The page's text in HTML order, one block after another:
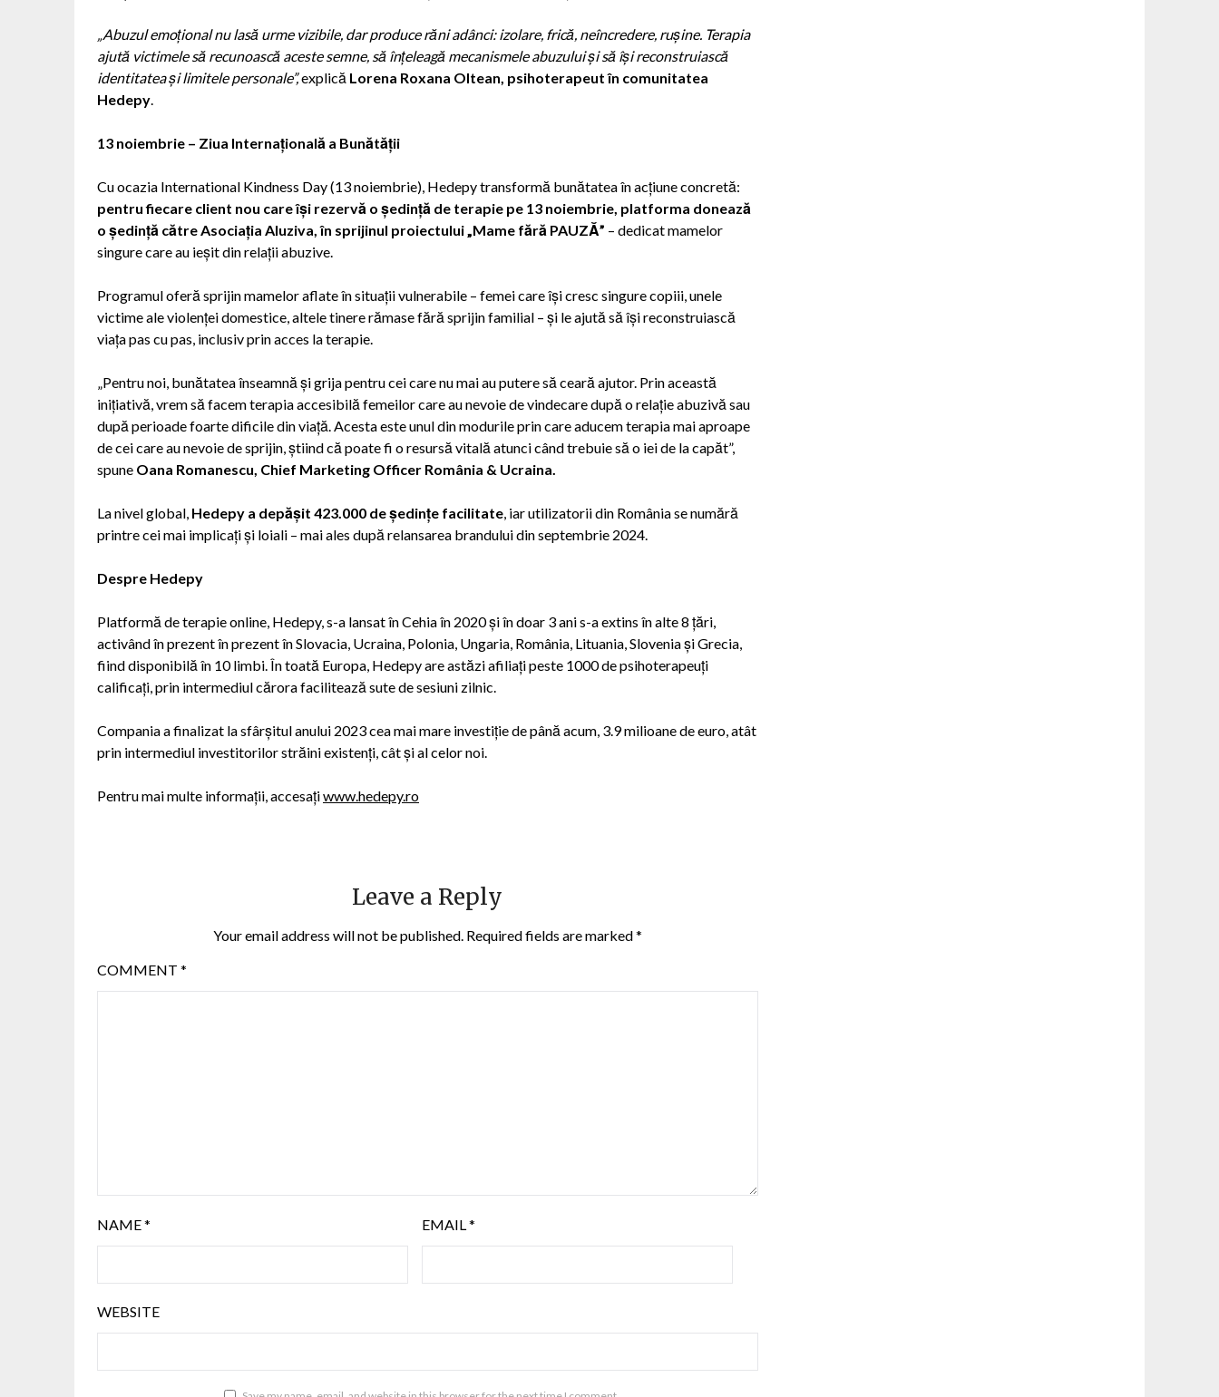
„Abuzul emoțional nu lasă urme vizibile, dar produce răni adânci: izolare, frică, neîncredere, rușine. Terapia
ajută victimele să recunoască aceste semne, să înțeleagă mecanismele abuzului și să își reconstruiască
identitatea și limitele personale”,explică Lorena Roxana Oltean , psihoterapeut în comunitatea
Hedepy
13 noiembrie – Ziua Internațională a Bunătății
Cu ocazia International Kindness Day (13 noiembrie), Hedepy transformă bunătatea în acțiune concretă:
pentru fiecare client nou care își rezervă o ședință de terapie pe 13 noiembrie, platforma donează
o ședință către Asociația Aluziva, în sprijinul proiectului „Mame fără PAUZĂ” – dedicat mamelor
singure care au ieșit din relații abuzive.
Programul oferă sprijin mamelor aflate în situații vulnerabile – femei care își cresc singure copiii, unele
victime ale violenței domestice, altele tinere rămase fără sprijin familial – și le ajută să își reconstruiască
viața pas cu pas, inclusiv prin acces la terapie.
„Pentru noi, bunătatea înseamnă și grija pentru cei care nu mai au putere să ceară ajutor. Prin această
inițiativă, vrem să facem terapia accesibilă femeilor care au nevoie de vindecare după o relație abuzivă sau
după perioade foarte dificile din viață. Acesta este unul din modurile prin care aducem terapia mai aproape
de cei care au nevoie de sprijin, știind că poate fi o resursă vitală atunci când trebuie să o iei de la capăt”,
spune Oana Romanescu, Chief Marketing Officer România & Ucraina.
La nivel global, Hedepy a depășit 423.000 de ședințe facilitate , iar utilizatorii din România se numără
printre cei mai implicați și loiali – mai ales după relansarea brandului din septembrie 2024.
Despre Hedepy
Platformă de terapie online, Hedepy, s-a lansat în Cehia în 2020 și în doar 3 ani s-a extins în alte 8 țări,
activând în prezent în prezent în Slovacia, Ucraina, Polonia, Ungaria, România, Lituania, Slovenia și Grecia,
fiind disponibilă în 10 limbi. În toată Europa, Hedepy are astăzi afiliați peste 1000 de psihoterapeuți
calificați, prin intermediul cărora facilitează sute de sesiuni zilnic.
Compania a finalizat la sfârșitul anului 2023 cea mai mare investiție de până acum, 3.9 milioane de euro, atât
prin intermediul investitorilor străini existenți, cât și al celor noi.
Pentru mai multe informații, accesațiwww.hedepy.ro
Leave a Reply
Your email address will not be published. Required fields are marked*
COMMENT *
NAME* EMAIL *
WEBSITE